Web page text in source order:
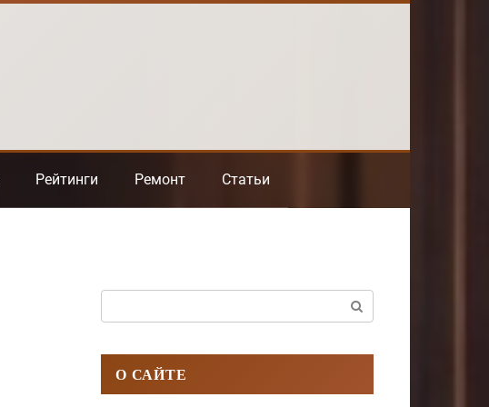
Рейтинги Ремонт Статьи
О САЙТЕ